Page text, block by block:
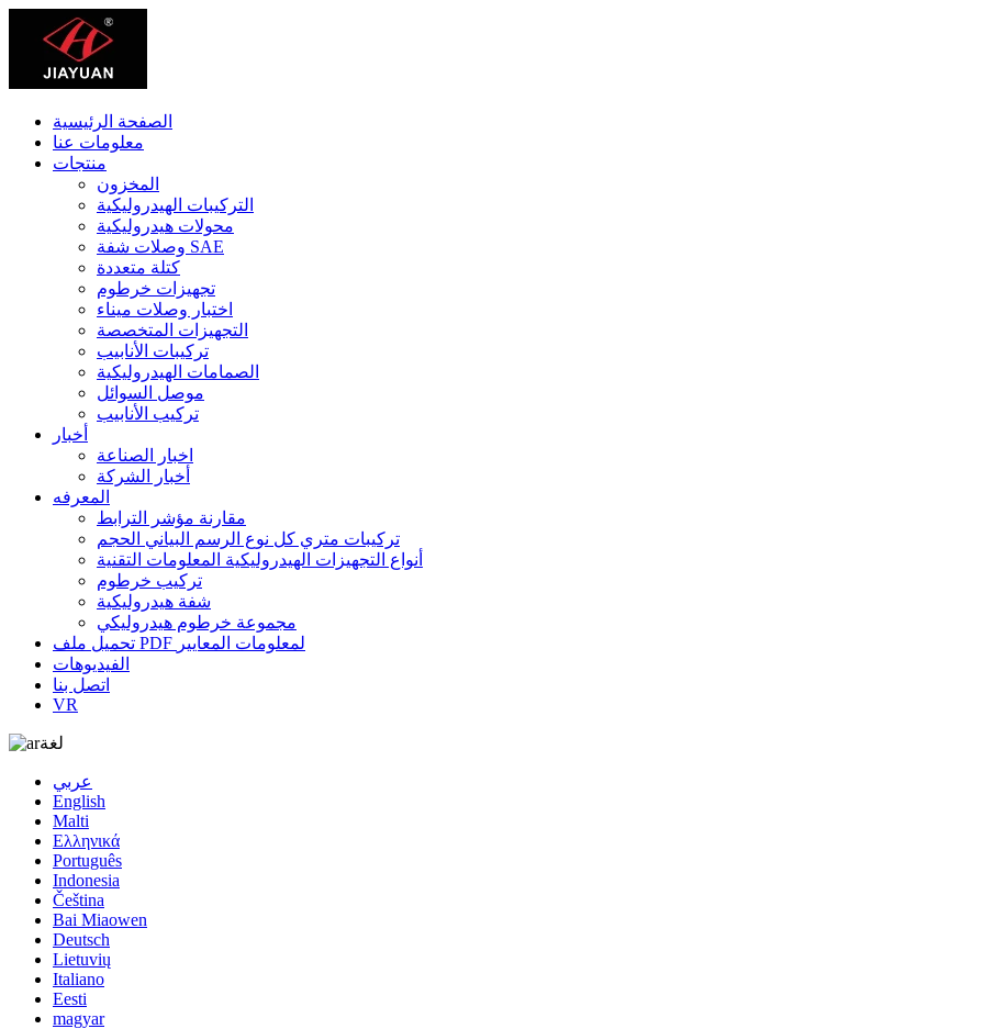
الصفحة الرئيسية
معلومات عنا
منتجات
المخزون
التركيبات الهيدروليكية
محولات هيدروليكية
وصلات شفة SAE
كتلة متعددة
تجهيزات خرطوم
اختبار وصلات ميناء
التجهيزات المتخصصة
تركيبات الأنابيب
الصمامات الهيدروليكية
موصل السوائل
تركيب الأنابيب
أخبار
اخبار الصناعة
أخبار الشركة
المعرفه
مقارنة مؤشر الترابط
تركيبات متري كل نوع الرسم البياني الحجم
أنواع التجهيزات الهيدروليكية المعلومات التقنية
تركيب خرطوم
شفة هيدروليكية
مجموعة خرطوم هيدروليكي
تحميل ملف PDF لمعلومات المعايير
الفيديوهات
اتصل بنا
VR
لغة
عربي
English
Malti
Ελληνικά
Português
Indonesia
Čeština
Bai Miaowen
Deutsch
Lietuvių
Italiano
Eesti
magyar